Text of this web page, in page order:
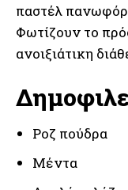
παστέλ
Φωτίζουν το
ανοιξιάτικη
Ροζ πούδρα
Μέντα